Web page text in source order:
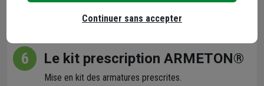
6 Le kit prescription ARMETON®
Mise en kit des armatures prescrites.
Continuer sans accepter